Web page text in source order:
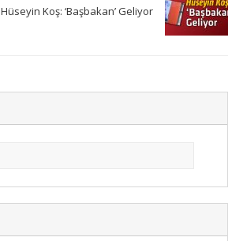
Hüseyin Koş: ‘Başbakan’ Geliyor